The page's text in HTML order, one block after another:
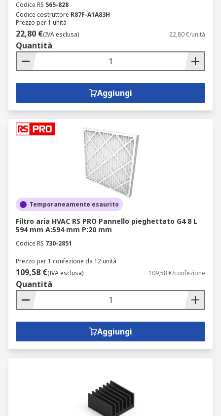
Codice RS 565-828
Codice costruttore R87F-A1A83H
Prezzo per 1 unità
22,80 €(IVA esclusa) 22,80 €/unità
Quantità
Aggiungi
Temporaneamente esaurito
Filtro aria HVAC RS PRO Pannello pieghettato G4 8 L
594 mm A:594 mm P:20 mm
Codice RS 730-2851
Prezzo per 1 confezione da 12 unità
109,58 €(IVA esclusa) 109,58 €/confezione
Quantità
Aggiungi